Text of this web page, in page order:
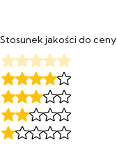
Stosunek jakości do ceny